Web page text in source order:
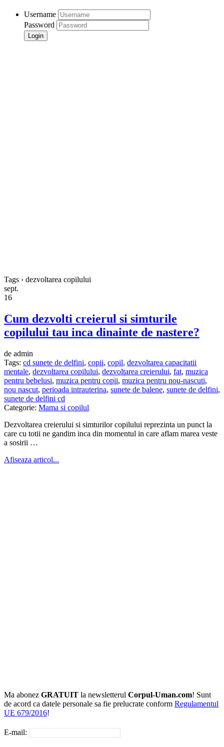
Username
Password
Tags › dezvoltarea copilului
sept.
16
Cum dezvolti creierul si simturile
copilului tau inca dinainte de nastere?
de admin
Tags: cd sunete de delfini, copii, copil, dezvoltarea capacitatii
mentale, dezvoltarea copilului, dezvoltarea creierului, fat, muzica
pentru bebelusi, muzica pentru copii, muzica pentru nou-nascuti,
nou nascut, perioada intrauterina, sunete de balene, sunete de delfini,
sunete de delfini cd
Categorie: Mama si copilul
Dezvoltarea creierului si simturilor copilului reprezinta un punct la
care cu totii ne gandim inca din momentul in care aflam marea veste
a sosirii …
Afiseaza articol...
Ma abonez GRATUIT la newsletterul Corpul-Uman.com! Sunt
de acord ca datele personale sa fie prelucrate conform Regulamentul
UE 679/2016!
E-mail: